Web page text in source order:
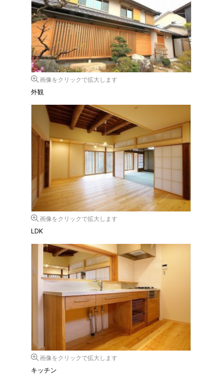
画像をクリックで拡大します
外観
画像をクリックで拡大します
LDK
画像をクリックで拡大します
キッチン